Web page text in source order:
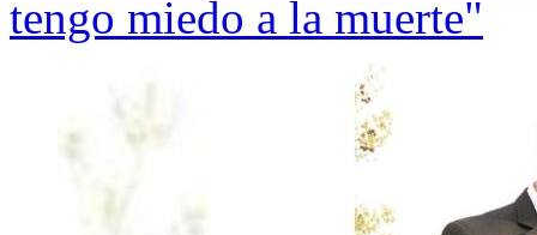
tengo miedo a la muerte"